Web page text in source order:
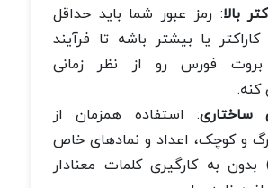
بالا: رمز عبور شما باید حداقل
شامل ۱۶ کاراکتر یا بیشتر باشه تا فرآیند
بروت فورس رو از نظر زمانی
ساختاری: استفاده همزمان از
و کوچک، اعداد و نمادهای خاص
بدون به کارگیری کلمات معنادار